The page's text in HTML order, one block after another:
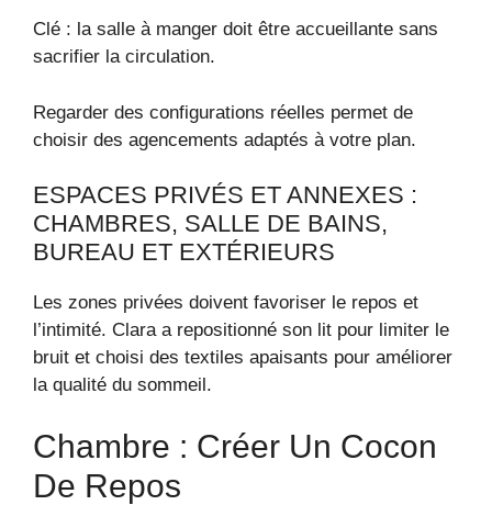
Clé : la salle à manger doit être accueillante sans
sacrifier la circulation.
Regarder des configurations réelles permet de
choisir des agencements adaptés à votre plan.
ESPACES PRIVÉS ET ANNEXES :
CHAMBRES, SALLE DE BAINS,
BUREAU ET EXTÉRIEURS
Les zones privées doivent favoriser le repos et
l’intimité. Clara a repositionné son lit pour limiter le
bruit et choisi des textiles apaisants pour améliorer
la qualité du sommeil.
Chambre : Créer Un Cocon
De Repos